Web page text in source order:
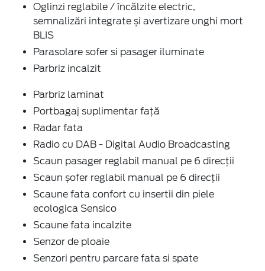
Oglinzi reglabile / încălzite electric,
semnalizări integrate și avertizare unghi mort
BLIS
Parasolare sofer si pasager iluminate
Parbriz incalzit
Parbriz laminat
Portbagaj suplimentar față
Radar fata
Radio cu DAB - Digital Audio Broadcasting
Scaun pasager reglabil manual pe 6 direcții
Scaun șofer reglabil manual pe 6 direcții
Scaune fata confort cu insertii din piele
ecologica Sensico
Scaune fata incalzite
Senzor de ploaie
Senzori pentru parcare fata si spate